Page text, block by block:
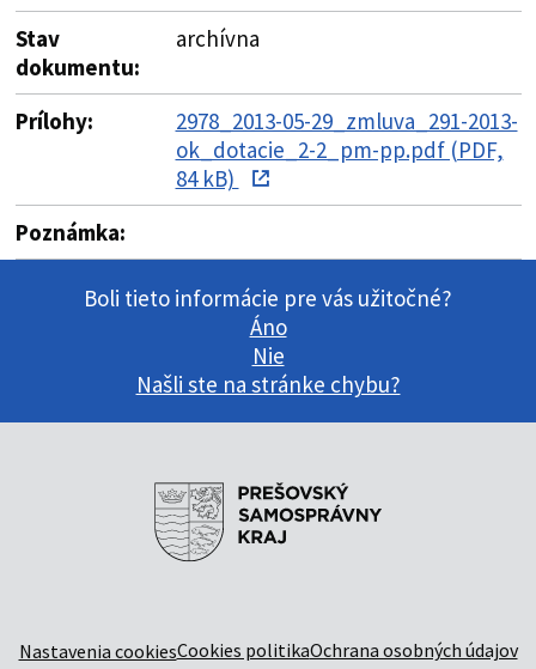
Stav
dokumentu:
archívna
Prílohy:
2978_2013-05-29_zmluva_291-2013-
ok_dotacie_2-2_pm-pp.pdf (PDF,
84 kB)
Poznámka:
Boli tieto informácie pre vás užitočné?
Áno
Nie
Našli ste na stránke chybu?
Nastavenia cookiesCookies politikaOchrana osobných údajov